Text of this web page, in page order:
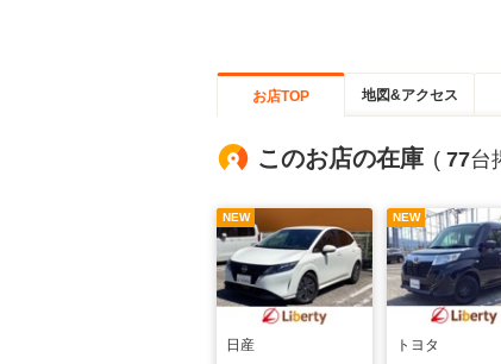
お店TOP 地図&アクセス
このお店の在庫 ( 77台
NEW
日産
NEW
トヨタ